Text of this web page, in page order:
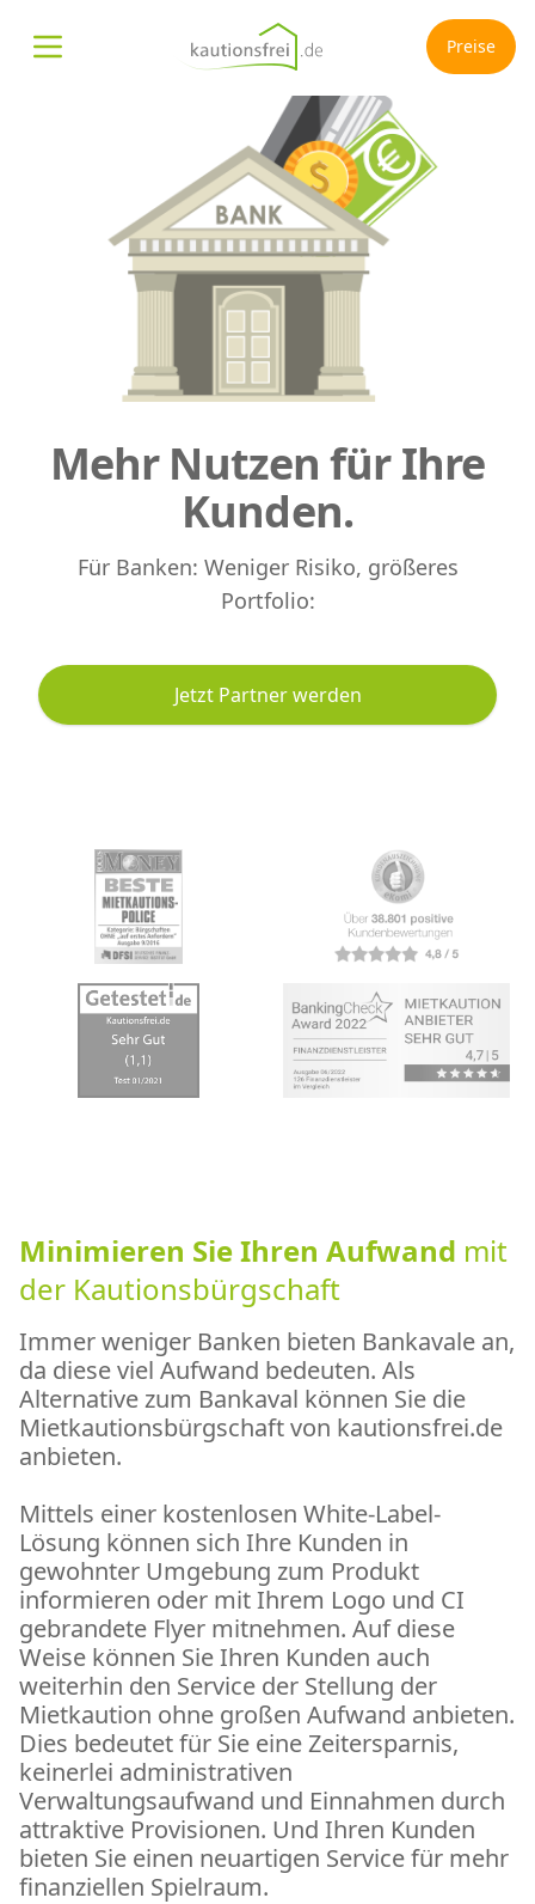
Menü öffnen Preise
Mehr Nutzen für Ihre
Kunden.
Für Banken: Weniger Risiko, größeres
Portfolio:
Jetzt Partner werden
Minimieren Sie Ihren Aufwand mit
der Kautionsbürgschaft
Immer weniger Banken bieten Bankavale an,
da diese viel Aufwand bedeuten. Als
Alternative zum Bankaval können Sie die
Mietkautionsbürgschaft von kautionsfrei.de
anbieten.
Mittels einer kostenlosen White-Label-
Lösung können sich Ihre Kunden in
gewohnter Umgebung zum Produkt
informieren oder mit Ihrem Logo und CI
gebrandete Flyer mitnehmen. Auf diese
Weise können Sie Ihren Kunden auch
weiterhin den Service der Stellung der
Mietkaution ohne großen Aufwand anbieten.
Dies bedeutet für Sie eine Zeitersparnis,
keinerlei administrativen
Verwaltungsaufwand und Einnahmen durch
attraktive Provisionen. Und Ihren Kunden
bieten Sie einen neuartigen Service für mehr
finanziellen Spielraum.